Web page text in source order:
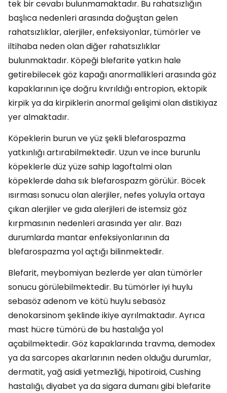
tek bir cevabı bulunmamaktadır. Bu rahatsızlığın
başlıca nedenleri arasında doğuştan gelen
rahatsızlıklar, alerjiler, enfeksiyonlar, tümörler ve
iltihaba neden olan diğer rahatsızlıklar
bulunmaktadır. Köpeği blefarite yatkın hale
getirebilecek göz kapağı anormallikleri arasında göz
kapaklarının içe doğru kıvrıldığı entropion, ektopik
kirpik ya da kirpiklerin anormal gelişimi olan distikiyaz
yer almaktadır.
Köpeklerin burun ve yüz şekli blefarospazma
yatkınlığı artırabilmektedir. Uzun ve ince burunlu
köpeklerle düz yüze sahip lagoftalmi olan
köpeklerde daha sık blefarospazm görülür. Böcek
ısırması sonucu olan alerjiler, nefes yoluyla ortaya
çıkan alerjiler ve gıda alerjileri de istemsiz göz
kırpmasının nedenleri arasında yer alır. Bazı
durumlarda mantar enfeksiyonlarının da
blefarospazma yol açtığı bilinmektedir.
Blefarit, meybomiyan bezlerde yer alan tümörler
sonucu görülebilmektedir. Bu tümörler iyi huylu
sebasöz adenom ve kötü huylu sebasöz
denokarsinom şeklinde ikiye ayrılmaktadır. Ayrıca
mast hücre tümörü de bu hastalığa yol
açabilmektedir. Göz kapaklarında travma, demodex
ya da sarcopes akarlarının neden olduğu durumlar,
dermatit, yağ asidi yetmezliği, hipotiroid, Cushing
hastalığı, diyabet ya da sigara dumanı gibi blefarite